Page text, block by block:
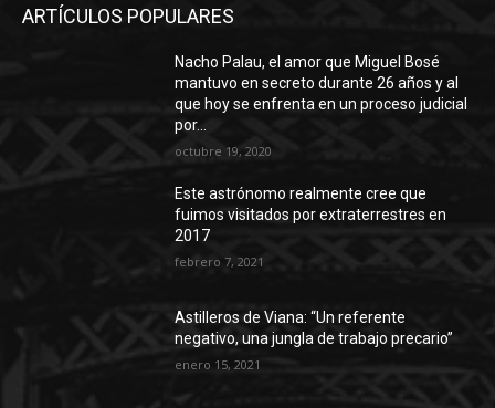
ARTÍCULOS POPULARES
Nacho Palau, el amor que Miguel Bosé
mantuvo en secreto durante 26 años y al
que hoy se enfrenta en un proceso judicial
por...
octubre 19, 2020
Este astrónomo realmente cree que
fuimos visitados por extraterrestres en
2017
febrero 7, 2021
Astilleros de Viana: “Un referente
negativo, una jungla de trabajo precario”
enero 15, 2021